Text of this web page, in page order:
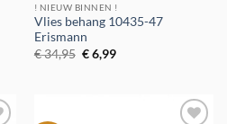
! NIEUW BINNEN !
Vlies behang 10435-47
Erismann
€34,95 Oorspronkelijke
prijs
€6,99Huidige